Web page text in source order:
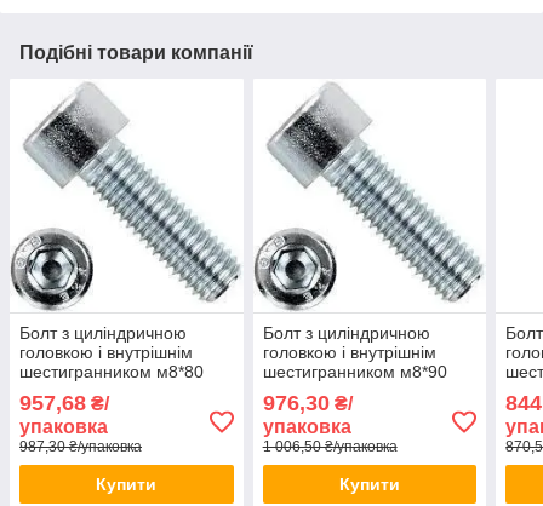
Подібні товари компанії
Болт з циліндричною
головкою і внутрішнім
шестигранником м8*80
957,68 ₴/
упаковка
987,30 ₴/упаковка
Купити
Болт з циліндричною
головкою і внутрішнім
шестигранником м8*90
976,30₴/
упаковка
1 006,50 ₴/упаковка
Купити